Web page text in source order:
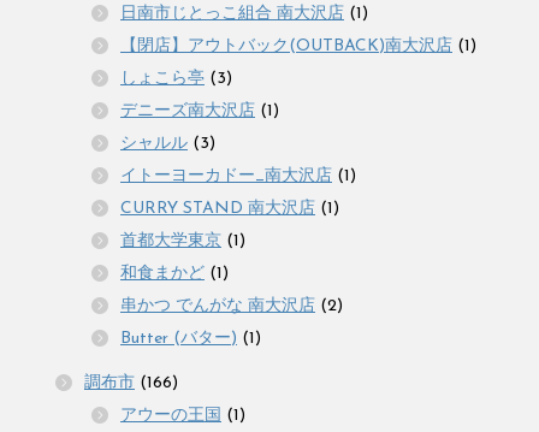
日南市じとっこ組合 南大沢店 (1)
【閉店】アウトバック(OUTBACK)南大沢店 (1)
しょこら亭 (3)
デニーズ南大沢店 (1)
シャルル (3)
イトーヨーカドー_南大沢店 (1)
CURRY STAND 南大沢店 (1)
首都大学東京 (1)
和食まかど (1)
串かつ でんがな 南大沢店 (2)
Butter (バター) (1)
調布市 (166)
アウーの王国 (1)